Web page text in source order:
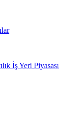
İş Yeri Piyasası